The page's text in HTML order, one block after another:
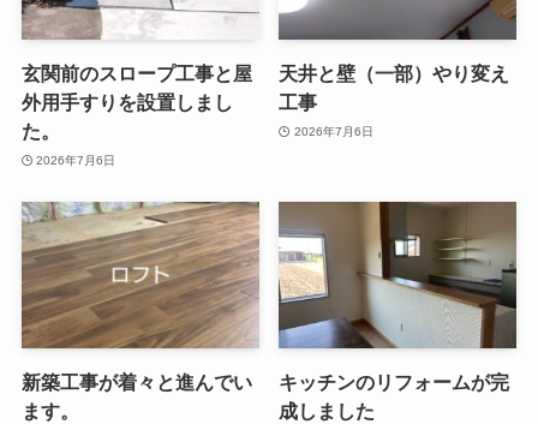
玄関前のスロープ工事と屋
外用手すりを設置しまし
た。
2026年7月6日
天井と壁（一部）やり変え
工事
2026年7月6日
新築工事が着々と進んでい
ます。
キッチンのリフォームが完
成しました